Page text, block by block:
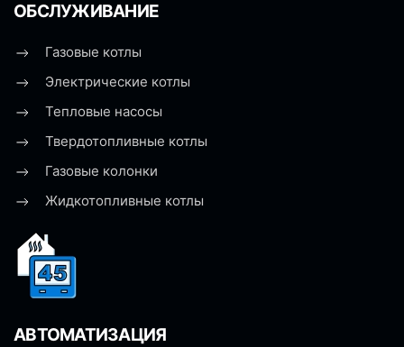
ОБСЛУЖИВАНИЕ
Газовые котлы
Электрические котлы
Тепловые насосы
Твердотопливные котлы
Газовые колонки
Жидкотопливные котлы
АВТОМАТИЗАЦИЯ